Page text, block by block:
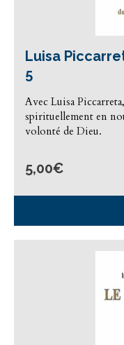
Luisa
5
Avec Luisa
spirituellement en
volonté de Dieu.
5,00€